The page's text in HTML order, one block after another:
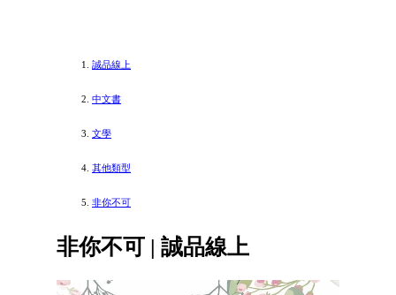
誠品線上
中文書
文學
其他類型
非你不可
非你不可 | 誠品線上